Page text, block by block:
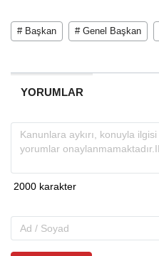
# Başkan # Genel Başkan
YORUMLAR